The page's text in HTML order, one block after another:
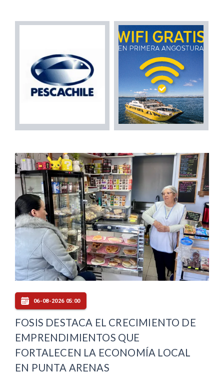
06-08-2026 05:00
FOSIS DESTACA EL CRECIMIENTO DE
EMPRENDIMIENTOS QUE
FORTALECEN LA ECONOMÍA LOCAL
EN PUNTA ARENAS